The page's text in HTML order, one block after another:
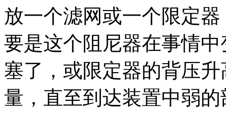
放一个滤网或一个限定
要是这个阻尼器在事情
塞了，或限定器的背压
量，直至到达装置中弱的